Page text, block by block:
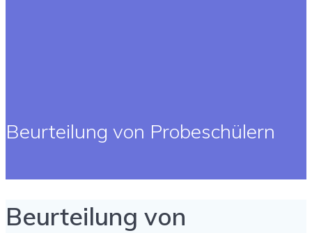
Beurteilung von Probeschülern
Beurteilung von